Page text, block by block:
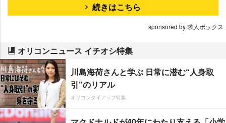
続きはこちら
sponsored by 求人ボックス
オリコンニュース イチオシ特集
川島海荷さんと学ぶ 日常に潜む“人身取
引”のリアル
オリコンタイアップ特集